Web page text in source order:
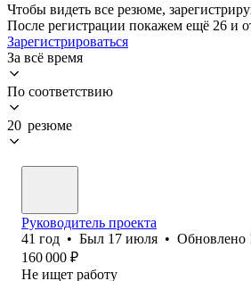
Чтобы видеть все резюме,
После регистрации покажем ещё 26 и
Зарегистрироваться
За всё время
По соответствию
20 резюме
Руководитель проекта
41 год • Был 17 июля • Обновлено
160 000 ₽
Не ищет работу